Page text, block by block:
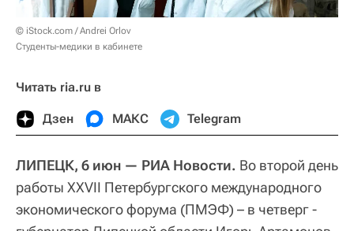
© iStock.com / Andrei Orlov
Студенты-медики в кабинете
Читать ria.ru в
Дзен МАКС Telegram
ЛИПЕЦК, 6 июн — РИА Новости. Во второй день
работы XXVII Петербургского международного
экономического форума (ПМЭФ) – в четверг -